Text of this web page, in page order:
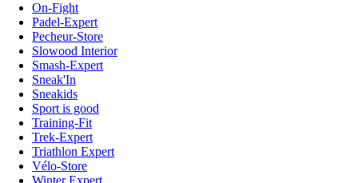
On-Fight
Padel-Expert
Pecheur-Store
Slowood Interior
Smash-Expert
Sneak'In
Sneakids
Sport is good
Training-Fit
Trek-Expert
Triathlon Expert
Vélo-Store
Winter Expert